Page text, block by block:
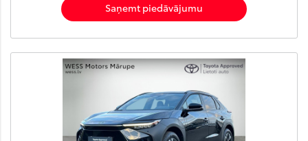
Saņemt piedāvājumu